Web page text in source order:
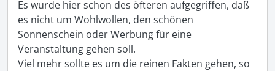
Es wurde hier schon des öfteren aufgegriffen, daß
es nicht um Wohlwollen, den schönen
Sonnenschein oder Werbung für eine
Veranstaltung gehen soll.
Viel mehr sollte es um die reinen Fakten gehen, so